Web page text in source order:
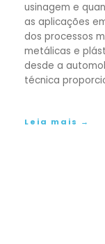
usinagem e
as aplicações
dos processos
metálicas e
desde a
técnica
Leia mais →